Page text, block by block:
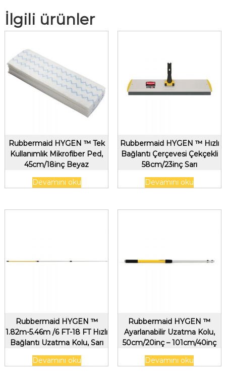
İlgili ürünler
Rubbermaid HYGEN ™ Tek
Kullanımlık Mikrofiber Ped,
45cm/18inç Beyaz
Devamını oku
Rubbermaid HYGEN ™ Hızlı
Bağlantı Çerçevesi Çekçekli
58cm/23inç Sarı
Devamını oku
Rubbermaid HYGEN ™
1.82m-5.46m /6 FT-18 FT Hızlı
Bağlantı Uzatma Kolu, Sarı
Devamını oku
Rubbermaid HYGEN ™
Ayarlanabilir Uzatma Kolu,
50cm/20inç – 101cm/40inç
Sarı
Devamını oku